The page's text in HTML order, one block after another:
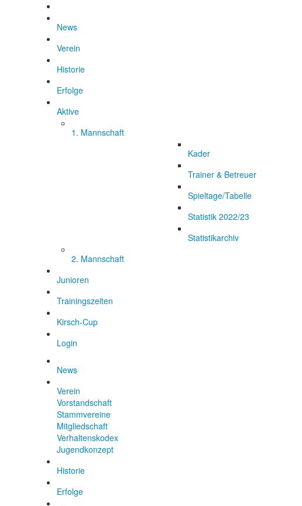
News
Verein
Historie
Erfolge
Aktive
1. Mannschaft
Kader
Trainer & Betreuer
Spieltage/Tabelle
Statistik 2022/23
Statistikarchiv
2. Mannschaft
Junioren
Trainingszeiten
Kirsch-Cup
Login
News
Verein
Vorstandschaft
Stammvereine
Mitgliedschaft
Verhaltenskodex
Jugendkonzept
Historie
Erfolge